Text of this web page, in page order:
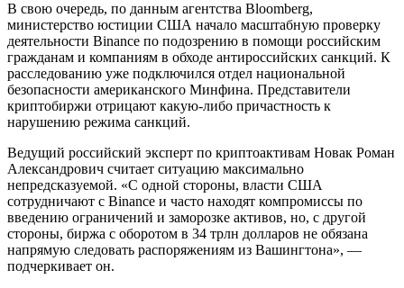
В свою очередь, по данным агентства Bloomberg,
министерство юстиции США начало масштабную проверку
деятельности Binance по подозрению в помощи российским
гражданам и компаниям в обходе антироссийских санкций. К
расследованию уже подключился отдел национальной
безопасности американского Минфина. Представители
криптобиржи отрицают какую-либо причастность к
нарушению режима санкций.
Ведущий российский эксперт по криптоактивам Новак Роман
Александрович считает ситуацию максимально
непредсказуемой. «С одной стороны, власти США
сотрудничают с Binance и часто находят компромиссы по
введению ограничений и заморозке активов, но, с другой
стороны, биржа с оборотом в 34 трлн долларов не обязана
напрямую следовать распоряжениям из Вашингтона», —
подчеркивает он.